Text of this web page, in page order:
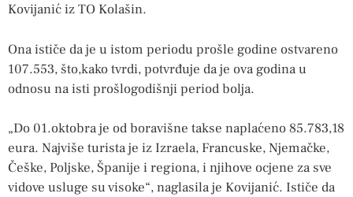
Kovijanić iz TO Kolašin.
Ona ističe da je u istom periodu prošle godine ostvareno
107.553, što,kako tvrdi, potvrđuje da je ova godina u
odnosu na isti prošlogodišnji period bolja.
„Do 01.oktobra je od boravišne takse naplaćeno 85.783,18
eura. Najviše turista je iz Izraela, Francuske, Njemačke,
Češke, Poljske, Španije i regiona, i njihove ocjene za sve
vidove usluge su visoke“, naglasila je Kovijanić. Ističe da